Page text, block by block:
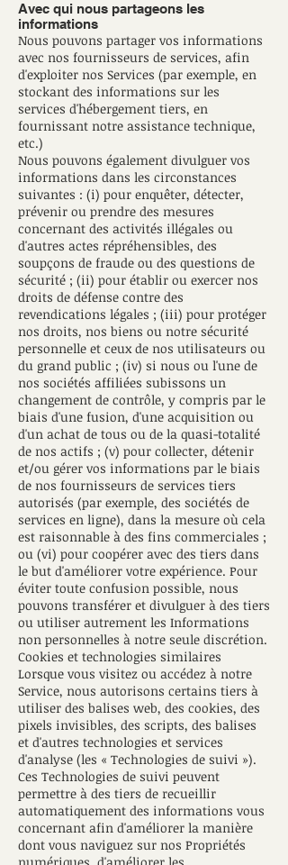
Avec qui nous partageons les
informations
Nous pouvons partager vos informations
avec nos fournisseurs de services, afin
d'exploiter nos Services (par exemple, en
stockant des informations sur les
services d'hébergement tiers, en
fournissant notre assistance technique,
etc.)
Nous pouvons également divulguer vos
informations dans les circonstances
suivantes : (i) pour enquêter, détecter,
prévenir ou prendre des mesures
concernant des activités illégales ou
d'autres actes répréhensibles, des
soupçons de fraude ou des questions de
sécurité ; (ii) pour établir ou exercer nos
droits de défense contre des
revendications légales ; (iii) pour protéger
nos droits, nos biens ou notre sécurité
personnelle et ceux de nos utilisateurs ou
du grand public ; (iv) si nous ou l'une de
nos sociétés affiliées subissons un
changement de contrôle, y compris par le
biais d'une fusion, d'une acquisition ou
d'un achat de tous ou de la quasi-totalité
de nos actifs ; (v) pour collecter, détenir
et/ou gérer vos informations par le biais
de nos fournisseurs de services tiers
autorisés (par exemple, des sociétés de
services en ligne), dans la mesure où cela
est raisonnable à des fins commerciales ;
ou (vi) pour coopérer avec des tiers dans
le but d'améliorer votre expérience. Pour
éviter toute confusion possible, nous
pouvons transférer et divulguer à des tiers
ou utiliser autrement les Informations
non personnelles à notre seule discrétion.
Cookies et technologies similaires
Lorsque vous visitez ou accédez à notre
Service, nous autorisons certains tiers à
utiliser des balises web, des cookies, des
pixels invisibles, des scripts, des balises
et d'autres technologies et services
d'analyse (les « Technologies de suivi »).
Ces Technologies de suivi peuvent
permettre à des tiers de recueillir
automatiquement des informations vous
concernant afin d'améliorer la manière
dont vous naviguez sur nos Propriétés